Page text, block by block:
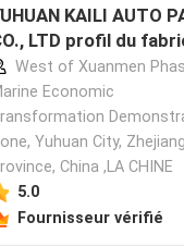
KAILI AUTO
LTD profil du
West of Xuanmen
Economic
Yuhuan City, Zhejiang
China ,LA CHINE
5.0
Fournisseur vérifié